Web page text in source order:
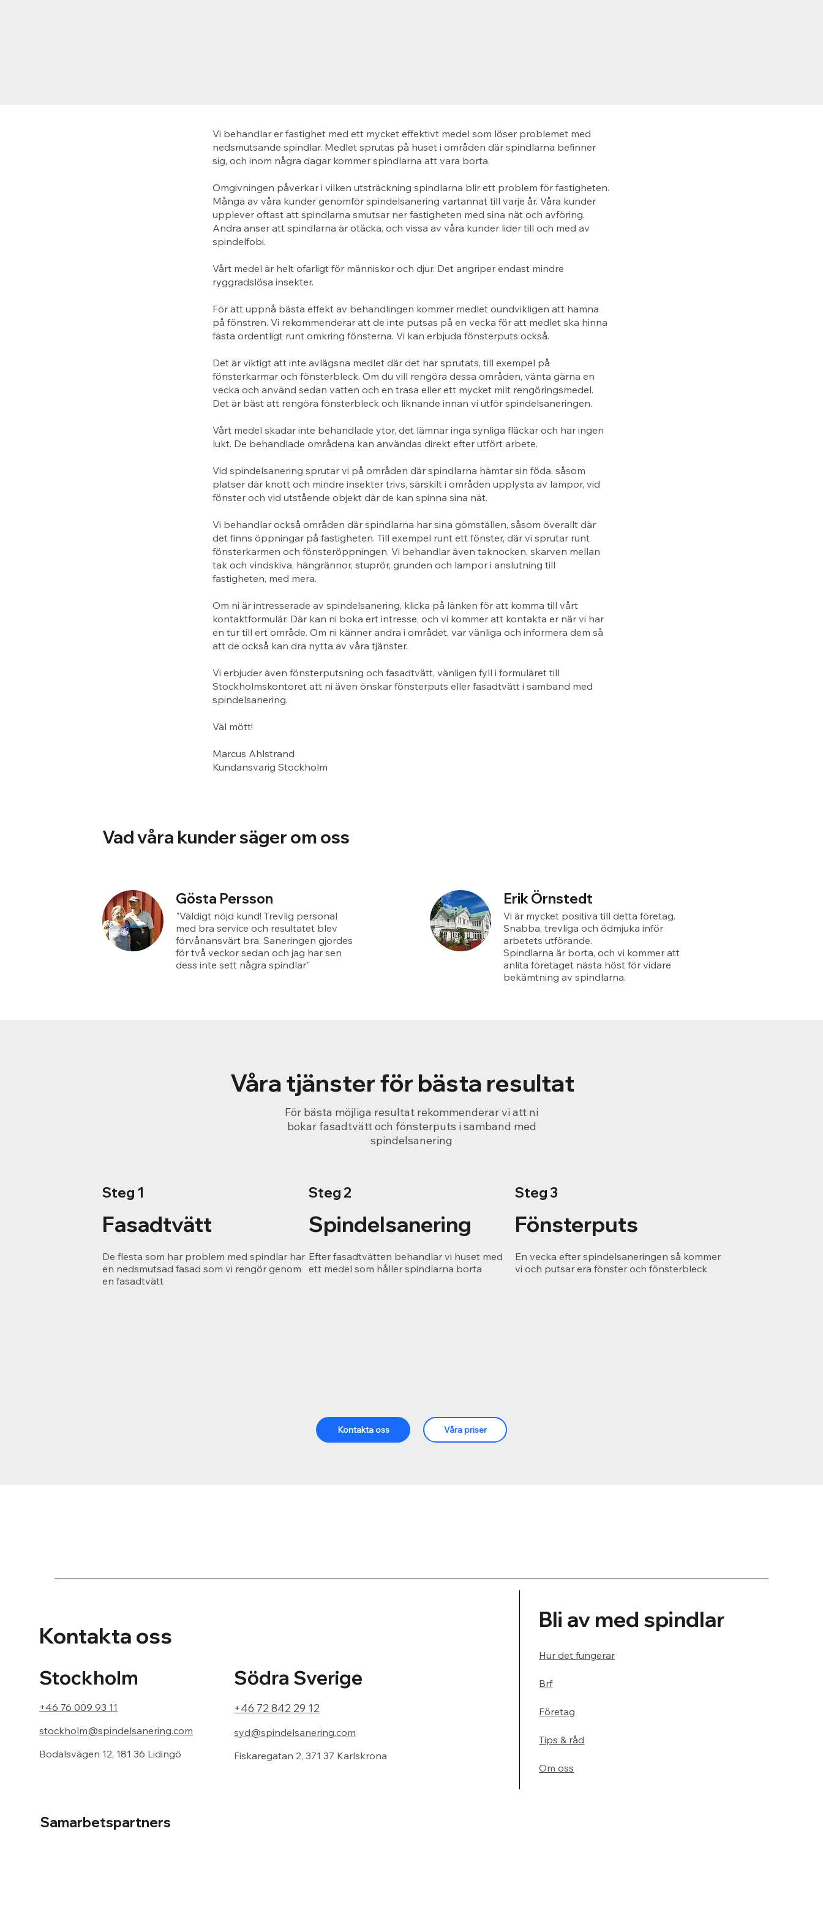
Vi behandlar er fastighet med ett mycket effektivt medel som löser problemet med
nedsmutsande spindlar. Medlet sprutas på huset i områden där spindlarna befinner
sig, och inom några dagar kommer spindlarna att vara borta.
Omgivningen påverkar i vilken utsträckning spindlarna blir ett problem för fastigheten.
Många av våra kunder genomför spindelsanering vartannat till varje år. Våra kunder
upplever oftast att spindlarna smutsar ner fastigheten med sina nät och avföring.
Andra anser att spindlarna är otäcka, och vissa av våra kunder lider till och med av
spindelfobi.
Vårt medel är helt ofarligt för människor och djur. Det angriper endast mindre
ryggradslösa insekter.
För att uppnå bästa effekt av behandlingen kommer medlet oundvikligen att hamna
på fönstren. Vi rekommenderar att de inte putsas på en vecka för att medlet ska hinna
fästa ordentligt runt omkring fönsterna. Vi kan erbjuda fönsterputs också.
Det är viktigt att inte avlägsna medlet där det har sprutats, till exempel på
fönsterkarmar och fönsterbleck. Om du vill rengöra dessa områden, vänta gärna en
vecka och använd sedan vatten och en trasa eller ett mycket milt rengöringsmedel.
Det är bäst att rengöra fönsterbleck och liknande innan vi utför spindelsaneringen.
Vårt medel skadar inte behandlade ytor, det lämnar inga synliga fläckar och har ingen
lukt. De behandlade områdena kan användas direkt efter utfört arbete.
Vid spindelsanering sprutar vi på områden där spindlarna hämtar sin föda, såsom
platser där knott och mindre insekter trivs, särskilt i områden upplysta av lampor, vid
fönster och vid utstående objekt där de kan spinna sina nät.
Vi behandlar också områden där spindlarna har sina gömställen, såsom överallt där
det finns öppningar på fastigheten. Till exempel runt ett fönster, där vi sprutar runt
fönsterkarmen och fönsteröppningen. Vi behandlar även taknocken, skarven mellan
tak och vindskiva, hängrännor, stuprör, grunden och lampor i anslutning till
fastigheten, med mera.
Om ni är intresserade av spindelsanering, klicka på länken för att komma till vårt
kontaktformulär. Där kan ni boka ert intresse, och vi kommer att kontakta er när vi har
en tur till ert område. Om ni känner andra i området, var vänliga och informera dem så
att de också kan dra nytta av våra tjänster.
Vi erbjuder även fönsterputsning och fasadtvätt, vänligen fyll i formuläret till
Stockholmskontoret att ni även önskar fönsterputs eller fasadtvätt i samband med
spindelsanering.
Väl mött!
Marcus Ahlstrand
Kundansvarig Stockholm
Vad våra kunder säger om oss
Gösta Persson
"Väldigt nöjd kund! Trevlig personal
med bra service och resultatet blev
förvånansvärt bra. Saneringen gjordes
för två veckor sedan och jag har sen
dess inte sett några spindlar"
Erik Örnstedt
Vi är mycket positiva till detta företag.
Snabba, trevliga och ödmjuka inför
arbetets utförande.
Spindlarna är borta, och vi kommer att
anlita företaget nästa höst för vidare
bekämtning av spindlarna.
De flesta som har problem med spindlar har
en nedsmutsad fasad som vi rengör genom
en fasadtvätt
Fasadtvätt
Steg 1
Efter fasadtvätten behandlar vi huset med
ett medel som håller spindlarna borta
Spindelsanering
Steg 2
En vecka efter spindelsaneringen så kommer
vi och putsar era fönster och fönsterbleck
Fönsterputs
Steg 3
Våra tjänster för bästa resultat
För bästa möjliga resultat rekommenderar vi att ni
bokar fasadtvätt och fönsterputs i samband med
spindelsanering
Kontakta oss Våra priser
Kontakta oss
Bli av med spindlar
Hur det fungerar
Brf
Företag
Tips & råd
Om oss
syd@spindelsanering.com
Södra Sverige
+46 72 842 29 12
Fiskaregatan 2, 371 37 Karlskrona
stockholm@spindelsanering.com
Stockholm
+46 76 009 93 11
Bodalsvägen 12, 181 36 Lidingö
Samarbetspartners